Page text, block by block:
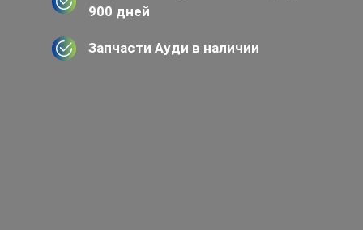
900 дней
Запчасти Ауди в наличии